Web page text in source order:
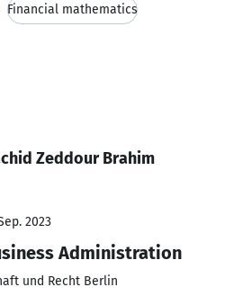
Financial mathematics
Zeddour Brahim
2023
Administration
und Recht Berlin